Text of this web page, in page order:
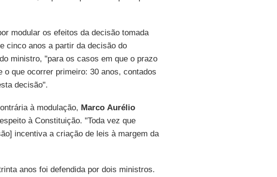
modular os efeitos da decisão tomada
cinco anos a partir da decisão do
ministro, "para os casos em que o prazo
que ocorrer primeiro: 30 anos, contados
decisão".
à modulação, Marco Aurélio
à Constituição. "Toda vez que
incentiva a criação de leis à margem da
anos foi defendida por dois ministros.